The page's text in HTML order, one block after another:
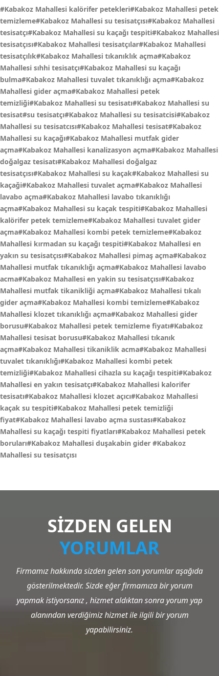
#Kabakoz Mahallesi kalörifer petekleri#Kabakoz Mahallesi petek
temizleme#Kabakoz Mahallesi su tesisatçısı#Kabakoz Mahallesi
tesisatçı#Kabakoz Mahallesi su kaçağı tespiti#Kabakoz Mahallesi
tesisatçısı#Kabakoz Mahallesi tesisatçılar#Kabakoz Mahallesi
tesisatçılık#Kabakoz Mahallesi tıkanıklık açma#Kabakoz
Mahallesi sıhhi tesisatçı#Kabakoz Mahallesi su kaçağı
bulma#Kabakoz Mahallesi tuvalet tıkanıklığı açma#Kabakoz
Mahallesi gider açma#Kabakoz Mahallesi petek
temizliği#Kabakoz Mahallesi su tesisatı#Kabakoz Mahallesi su
tesisat#su tesisatçı#Kabakoz Mahallesi su tesisatcisi#Kabakoz
Mahallesi su tesisatcısı#Kabakoz Mahallesi tesisat#Kabakoz
Mahallesi su kaçağı#Kabakoz Mahallesi mutfak gider
açma#Kabakoz Mahallesi kanalizasyon açma#Kabakoz Mahallesi
doğalgaz tesisatı#Kabakoz Mahallesi doğalgaz
tesisatçısı#Kabakoz Mahallesi su kaçak#Kabakoz Mahallesi su
kaçaği#Kabakoz Mahallesi tuvalet açma#Kabakoz Mahallesi
lavabo açma#Kabakoz Mahallesi lavabo tıkanıklığı
açma#Kabakoz Mahallesi su kaçak tespiti#Kabakoz Mahallesi
kalörifer petek temizleme#Kabakoz Mahallesi tuvalet gider
açma#Kabakoz Mahallesi kombi petek temizleme#Kabakoz
Mahallesi kırmadan su kaçağı tespiti#Kabakoz Mahallesi en
yakın su tesisatçısı#Kabakoz Mahallesi pimaş açma#Kabakoz
Mahallesi mutfak tıkanıklığı açma#Kabakoz Mahallesi lavabo
acma#Kabakoz Mahallesi en yakin su tesisatçısı#Kabakoz
Mahallesi mutfak tikanikliği açma#Kabakoz Mahallesi tıkalı
gider açma#Kabakoz Mahallesi kombi temizleme#Kabakoz
Mahallesi klozet tıkanıklığı açma#Kabakoz Mahallesi gider
borusu#Kabakoz Mahallesi petek temizleme fiyatı#Kabakoz
Mahallesi tesisat borusu#Kabakoz Mahallesi tıkanık
açma#Kabakoz Mahallesi tikaniklik acma#Kabakoz Mahallesi
tuvalet tıkanıklığı#Kabakoz Mahallesi kombi petek
temizliği#Kabakoz Mahallesi cihazla su kaçağı tespiti#Kabakoz
Mahallesi en yakın tesisatçı#Kabakoz Mahallesi kalorifer
tesisatı#Kabakoz Mahallesi klozet açıcı#Kabakoz Mahallesi
kaçak su tespiti#Kabakoz Mahallesi petek temizliği
fiyat#Kabakoz Mahallesi lavabo açma sustası#Kabakoz
Mahallesi su kaçağı tespiti fiyatları#Kabakoz Mahallesi petek
boruları#Kabakoz Mahallesi duşakabin gider #Kabakoz
Mahallesi su tesisatçısı
SİZDEN GELEN
YORUMLAR
Firmamız hakkında sizden gelen son yorumlar aşağıda
gösterilmektedir. Sizde eğer firmamıza bir yorum
yapmak istiyorsanız , hizmet aldıktan sonra yorum yap
alanından verdiğimiz hizmet ile ilgili bir yorum
yapabilirsiniz.